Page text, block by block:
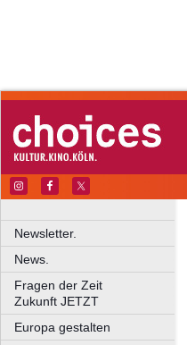
Newsletter.
News.
Fragen der Zeit
Zukunft JETZT
Europa gestalten